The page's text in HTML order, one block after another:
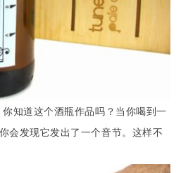
知道这个酒瓶作品吗？当你喝到一
会发现它发出了一个音节。这样不